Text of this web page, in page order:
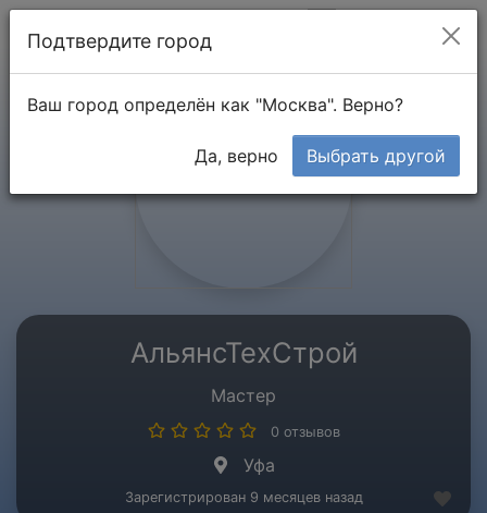
АльянсТехСтрой
Мастер
0 отзывов
Уфа
Зарегистрирован 9 месяцев назад
Подтвердите город
Ваш город определён как "Москва". Верно?
Да, верно Выбрать другой